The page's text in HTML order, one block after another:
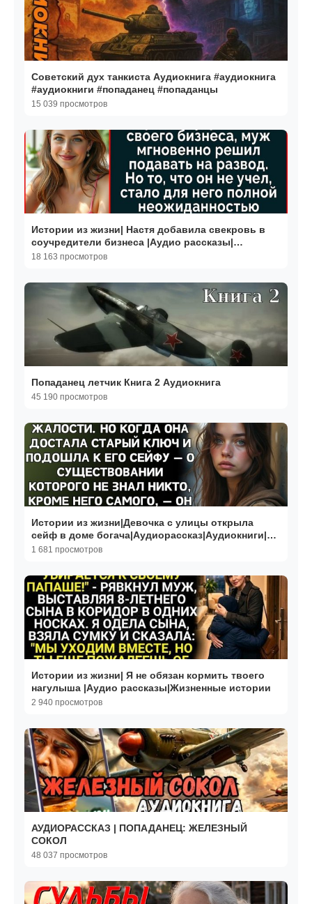
Советский дух танкиста Аудиокнига #аудиокнига
#аудиокниги #попаданец #попаданцы
15 039 просмотров
Истории из жизни| Настя добавила свекровь в
соучредители бизнеса |Аудио рассказы|
Жизненные истории
18 163 просмотров
Попаданец летчик Книга 2 Аудиокнига
45 190 просмотров
Истории из жизни|Девочка с улицы открыла
сейф в доме богача|Аудиорассказ|Аудиокниги|
Реальные истории
1 681 просмотров
Истории из жизни| Я не обязан кормить твоего
нагулыша |Аудио рассказы|Жизненные истории
2 940 просмотров
АУДИОРАССКАЗ | ПОПАДАНЕЦ: ЖЕЛЕЗНЫЙ
СОКОЛ
48 037 просмотров